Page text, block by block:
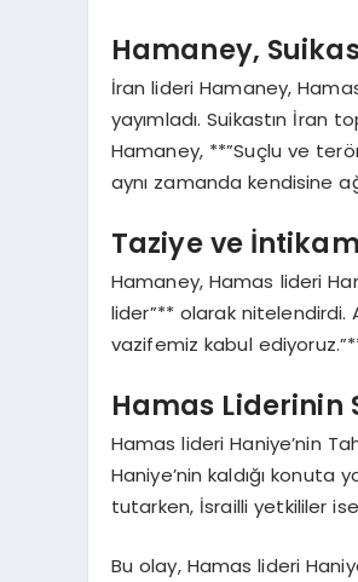
Hamaney,
İran lideri Hamaney,
yayımladı. Suikastın İran
Hamaney, **”Suçlu ve
aynı zamanda kendisine
Taziye ve
Hamaney, Hamas lideri
lider”** olarak nitelendirdi.
vazifemiz kabul
Hamas Liderinin
Hamas lideri Haniye’nin
Haniye’nin kaldığı konuta
tutarken, İsrailli yetkililer
Bu olay, Hamas lideri